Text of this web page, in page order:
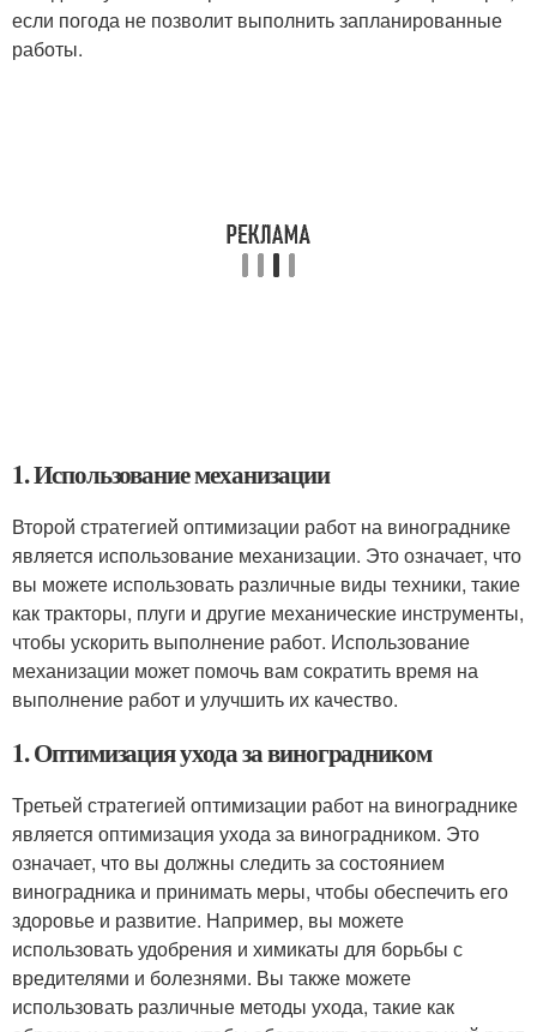
если погода не позволит выполнить запланированные
работы.
1. Использование механизации
Второй стратегией оптимизации работ на винограднике
является использование механизации. Это означает, что
вы можете использовать различные виды техники, такие
как тракторы, плуги и другие механические инструменты,
чтобы ускорить выполнение работ. Использование
механизации может помочь вам сократить время на
выполнение работ и улучшить их качество.
1. Оптимизация ухода за виноградником
Третьей стратегией оптимизации работ на винограднике
является оптимизация ухода за виноградником. Это
означает, что вы должны следить за состоянием
виноградника и принимать меры, чтобы обеспечить его
здоровье и развитие. Например, вы можете
использовать удобрения и химикаты для борьбы с
вредителями и болезнями. Вы также можете
использовать различные методы ухода, такие как